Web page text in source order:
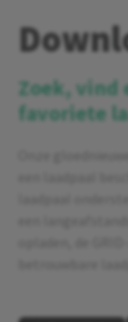
Zoek, vind
favoriete